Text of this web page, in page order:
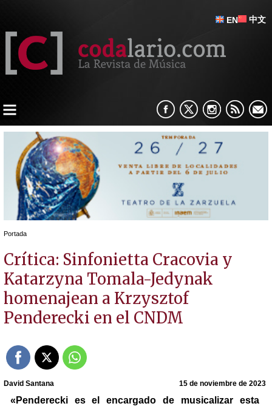
EN 中文
Portada
Crítica: Sinfonietta Cracovia y
Katarzyna Tomala-Jedynak
homenajean a Krzysztof
Penderecki en el CNDM
David Santana 15 de noviembre de 2023
«Penderecki es el encargado de musicalizar esta